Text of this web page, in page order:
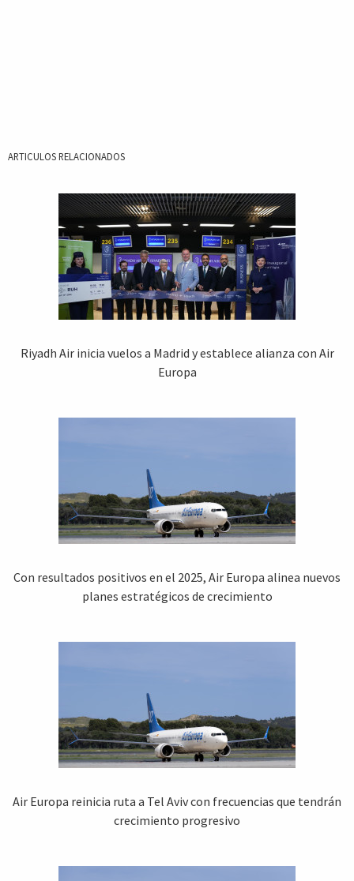
ARTICULOS RELACIONADOS
Riyadh Air inicia vuelos a Madrid y establece alianza con Air
Europa
Con resultados positivos en el 2025, Air Europa alinea nuevos
planes estratégicos de crecimiento
Air Europa reinicia ruta a Tel Aviv con frecuencias que tendrán
crecimiento progresivo